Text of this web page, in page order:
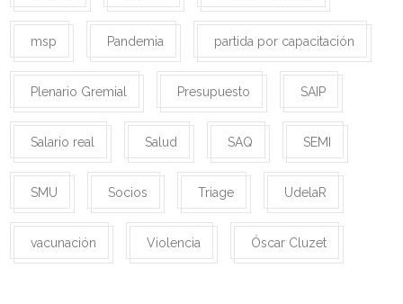
msp Pandemia partida por capacitación
Plenario Gremial Presupuesto SAIP
Salario real Salud SAQ SEMI
SMU Socios Triage UdelaR
vacunación Violencia Óscar Cluzet